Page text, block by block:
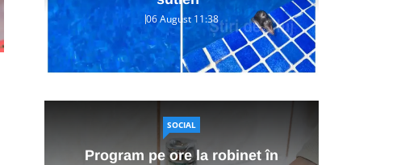
06 August 11:38
SOCIAL
Program pe ore la robinet în